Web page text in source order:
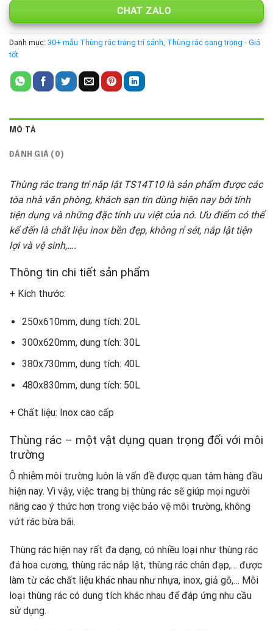
CHAT ZALO
Danh mục: 30+ mẫu Thùng rác trang trí sảnh, Thùng rác sang trọng - Giá
tốt
MÔ TẢ
ĐÁNH GIÁ (0)
Thùng rác trang trí nắp lật TS14T10 là sản phẩm được các
tòa nhà văn phòng, khách sạn tin dùng hiện nay bởi tính
tiện dụng và những đặc tính ưu việt của nó. Ưu điểm có thể
kể đến là chất liệu inox bền đẹp, không rỉ sét, nắp lật tiện
lợi và vệ sinh,….
Thông tin chi tiết sản phẩm
+ Kích thước:
250x610mm, dung tích: 20L
300x620mm, dung tích: 30L
380x730mm, dung tích: 40L
480x830mm, dung tích: 50L
+ Chất liệu: Inox cao cấp
Thùng rác – một vật dụng quan trọng đối với môi
trường
Ô nhiễm môi trường luôn là vấn đề được quan tâm hàng đầu
hiện nay. Vì vậy, việc trang bị thùng rác sẽ giúp mọi người
nâng cao ý thức hơn trong việc bảo vệ môi trường, không
vứt rác bừa bãi.
Thùng rác hiện nay rất đa dạng, có nhiều loại như thùng rác
đá hoa cương, thùng rác nắp lật, thùng rác chân đạp,… được
làm từ các chất liệu khác nhau như nhựa, inox, giả gỗ,… Mỗi
loại thùng rác có dung tích khác nhau để đáp ứng nhu cầu
sử dụng.